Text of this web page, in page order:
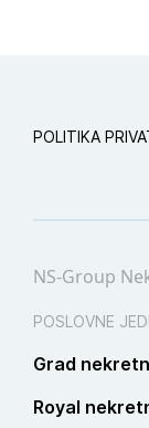
POLITIKA
NS-Group
POSLOVNE
Grad
Royal